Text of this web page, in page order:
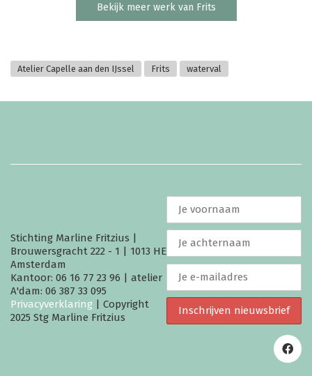
Bekijk meer werk van Frits
Atelier Capelle aan den IJssel Frits waterval
Stichting Marline Fritzius |
Brouwersgracht 222 - 1 | 1013 HE
Amsterdam
Kantoor: 06 16 77 23 96 | atelier
A'dam: 06 387 33 095
Privacyverklaring | Copyright
2025 Stg Marline Fritzius